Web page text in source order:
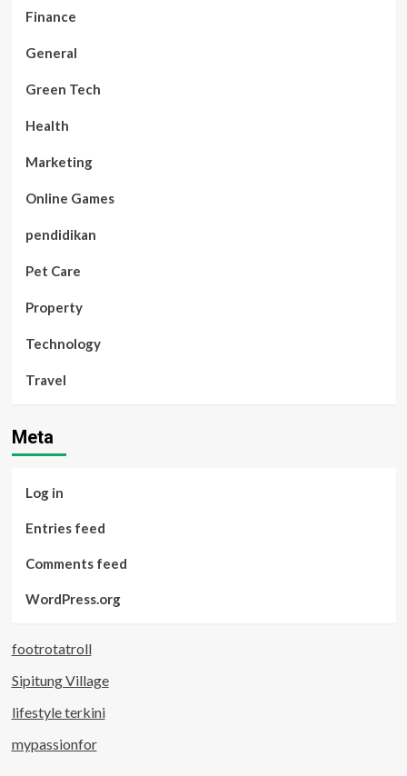
Finance
General
Green Tech
Health
Marketing
Online Games
pendidikan
Pet Care
Property
Technology
Travel
Meta
Log in
Entries feed
Comments feed
WordPress.org
footrotatroll
Sipitung Village
lifestyle terkini
mypassionfor